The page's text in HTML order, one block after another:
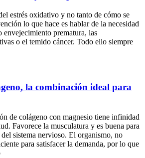
estrés oxidativo y no tanto de cómo se
lo que hace es hablar de la necesidad
envejecimiento prematura, las
o el temido cáncer. Todo ello siempre
la combinación ideal para
de colágeno con magnesio tiene infinidad
Favorece la musculatura y es buena para
sistema nervioso. El organismo, no
para satisfacer la demanda, por lo que